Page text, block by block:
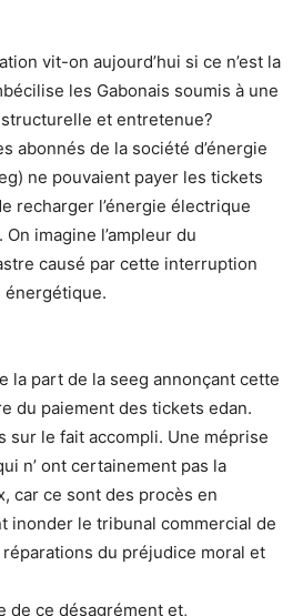
vit-on aujourd’hui si ce n’est la
les Gabonais soumis à une
et entretenue?
abonnés de la société d’énergie
ne pouvaient payer les tickets
recharger l’énergie électrique
imagine l’ampleur du
causé par cette interruption
la part de la seeg annonçant cette
du paiement des tickets edan.
sur le fait accompli. Une méprise
n’ ont certainement pas la
car ce sont des procès en
inonder le tribunal commercial de
du préjudice moral et
de ce désagrément et,